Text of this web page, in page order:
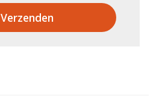
Verzenden